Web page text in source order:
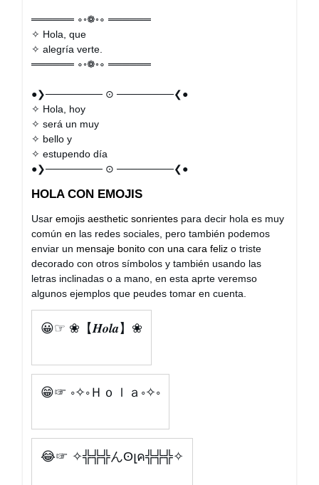
══════ ∘◦❁◦∘ ══════
✧ Hola, que
✧ alegría verte.
══════ ∘◦❁◦∘ ══════
●❯──────── ⊙ ────────❮●
✧ Hola, hoy
✧ será un muy
✧ bello y
✧ estupendo día
●❯──────── ⊙ ────────❮●
HOLA CON EMOJIS
Usar emojis aesthetic sonrientes para decir hola es muy
común en las redes sociales, pero también podemos
enviar un mensaje bonito con una cara feliz o triste
decorado con otros símbolos y también usando las
letras inclinadas o a mano, en esta aprte veremso
algunos ejemplos que peudes tomar en cuenta.
😀☞ ❀【𝑯𝒐𝒍𝒂】❀
😁☞ ◦✧◦Ｈｏｌａ◦✧◦
😂☞ ✧╬╬╬んʘլค╬╬╬✧